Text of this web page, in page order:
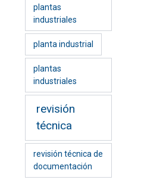
plantas
industriales
planta industrial
plantas
industriales
revisión
técnica
revisión técnica de
documentación